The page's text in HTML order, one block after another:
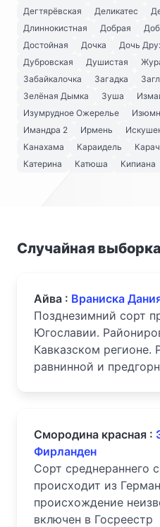
Дегтярёвская
Деликатес
Длиннокистная
Добрая
Достойная
Дочка Дочь
Дубровская
Душистая
Забайкалочка
Загадка
Зелёная Дымка
Зуша
Изумрудное Ожерелье
Имандра 2
Ирмень
Канахама
Караидель
Катерина
Катюша Кипиана
Случайная
Айва : Враниска
Позднезимний сорт
Югославии.
Кавказском регионе.
равнинной и
Смородина красная :
Фирланден
Сорт среднераннего
происходит из
происхождение
включен в Госреестр